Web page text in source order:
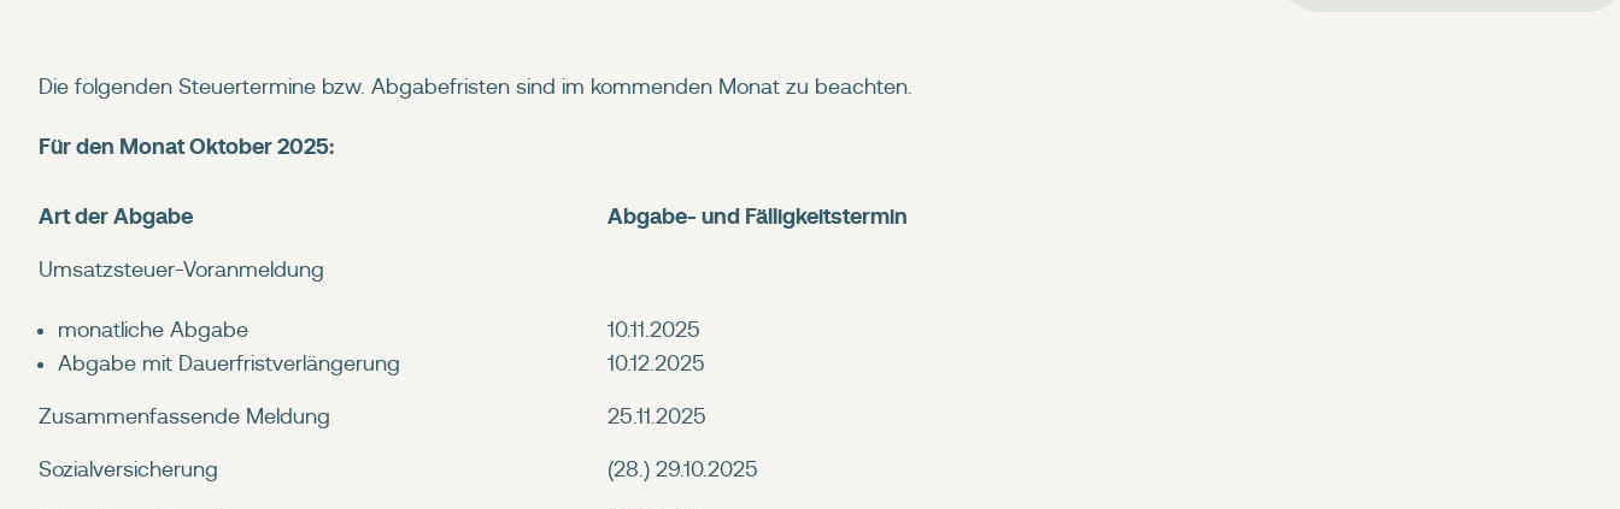
Die folgenden Steuertermine bzw. Abgabefristen sind im kommenden Monat zu beachten.
Für den Monat Oktober 2025:
Art der Abgabe Abgabe- und Fälligkeitstermin
Umsatzsteuer-Voranmeldung
monatliche Abgabe
Abgabe mit Dauerfristverlängerung
10.11.2025
10.12.2025
Zusammenfassende Meldung 25.11.2025
Sozialversicherung (28.) 29.10.2025